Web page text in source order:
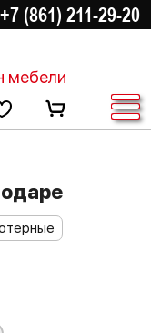
+7 (861) 211-29-20
мебели